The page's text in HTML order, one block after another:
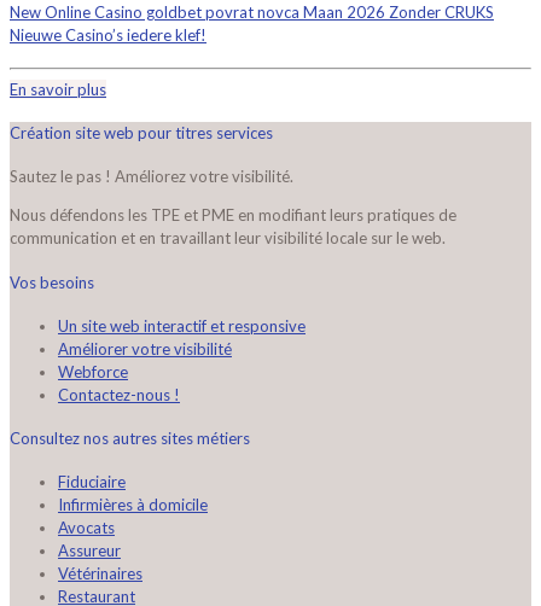
New Online Casino goldbet povrat novca Maan 2026 Zonder CRUKS
Nieuwe Casino’s iedere klef!
En savoir plus
Création site web pour titres services
Sautez le pas ! Améliorez votre visibilité.
Nous défendons les TPE et PME en modifiant leurs pratiques de
communication et en travaillant leur visibilité locale sur le web.
Vos besoins
Un site web interactif et responsive
Améliorer votre visibilité
Webforce
Contactez-nous !
Consultez nos autres sites métiers
Fiduciaire
Infirmières à domicile
Avocats
Assureur
Vétérinaires
Restaurant